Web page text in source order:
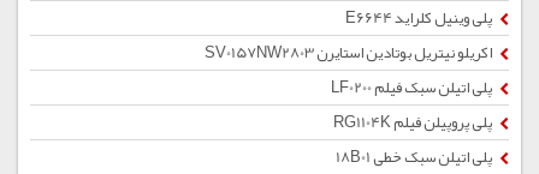
پلی وینیل کلراید E6644
اکریلو نیتریل بوتادین استایرن SV0157NW2803
پلی اتیلن سبک فیلم LF0200
پلی پروپیلن فیلم RG1104K
پلی اتیلن سبک خطی 18B01